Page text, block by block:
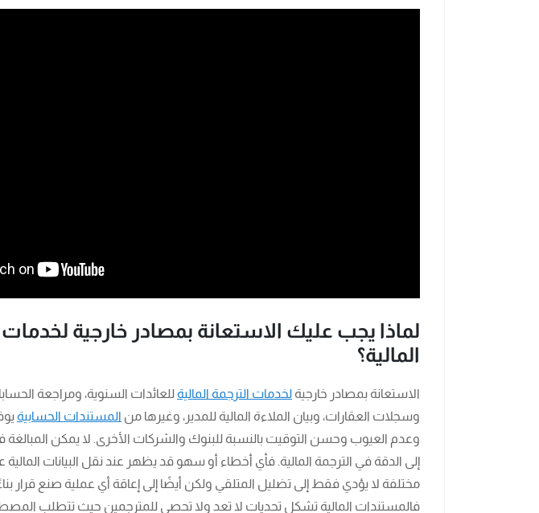
لماذا يجب عليك الاستعانة بمصادر خارجية لخدمات
المالية؟
الاستعانة بمصادر خارجية لخدمات الترجمة المالية للعائدات السنوية، ومراجعة
وسجلات العقارات، وبيان الملاءة المالية للمدير، وغيرها من المستندات الحسابية
وعدم العيوب وحسن التوقيت بالنسبة للبنوك والشركات الأخرى. لا يمكن المبالغة
إلى الدقة في الترجمة المالية. فأي أخطاء أو سهو قد يظهر عند نقل البيانات
مختلفة لا يؤدي فقط إلى تضليل المتلقي ولكن أيضًا إلى إعاقة أي عملية صنع قرار
فالمستندات المالية تشكل تحديات لا تعد ولا تحصى للمترجمين حيث تتطلب